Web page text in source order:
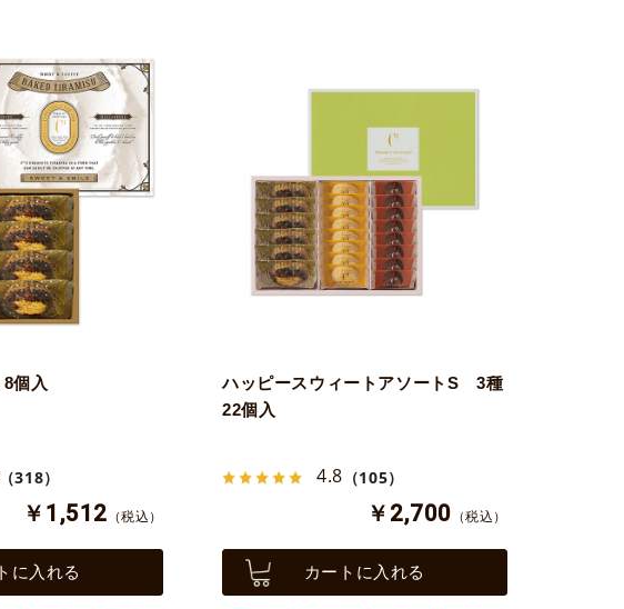
個入
（318）
￥1,512 （税込）
に入れる
ハッピースウィートアソートS 3種
22個入
4.8 （105）
￥2,700 （税込）
カートに入れる